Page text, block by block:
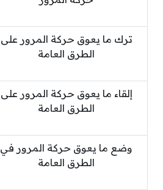
ترك ما يعوق حركة المرور على
الطرق العامة
إلقاء ما يعوق حركة المرور على
الطرق العامة
وضع ما يعوق حركة المرور في
الطرق العامة